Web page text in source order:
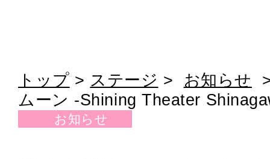
トップ > ステージ > お知らせ
ムーン -Shining Theater
お知らせ